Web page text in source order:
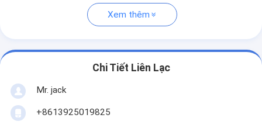
Xem thêm
Chi Tiết Liên Lạc
Mr. jack
+8613925019825